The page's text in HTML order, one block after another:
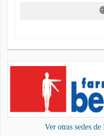
Ver otras sedes